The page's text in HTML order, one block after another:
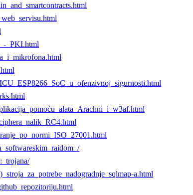
_PKI.html
a.html